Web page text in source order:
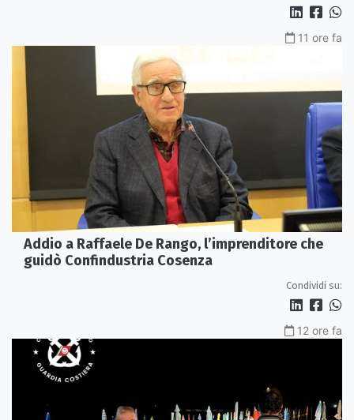
11 ore fa
Addio a Raffaele De Rango, l’imprenditore che
guidò Confindustria Cosenza
Condividi su:
12 ore fa